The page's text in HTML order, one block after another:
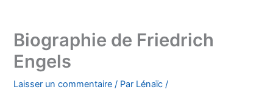
Biographie de Friedrich
Engels
Laisser un commentaire / Par Lénaïc/